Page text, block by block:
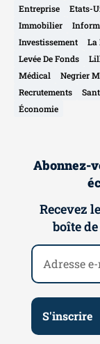
Entreprise
Etats-
Immobilier
Investissement
La
Levée De Fonds
Médical
Negrier
Recrutements
Économie
Abonnez-
Recevez
boîte